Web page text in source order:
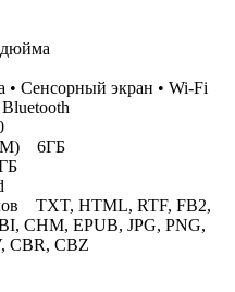
Сенсорный экран • Wi-Fi
6ГБ
TXT, HTML, RTF, FB2,
CHM, EPUB, JPG, PNG,
CBR, CBZ